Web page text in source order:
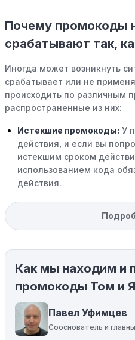
Почему промокоды
срабатывают так,
Иногда может возникнуть
срабатывает или не
происходить по различным
распространенные из них:
Истекшие промокоды: У
действия, и если вы
истекшим сроком
использованием кода
действия.
Уже со скидкой:В
вас товар может быть
магазины предлагают
Ограничения на
Некоторые промокоды
определенные товары,
пытаетесь применить код
соответствующему
Как мы находим и
промокоды Том и
Павел Уфимцев
Сооснователь и